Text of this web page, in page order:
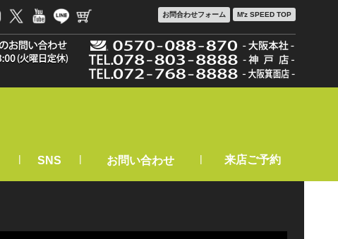
お問合わせフォーム M'z SPEED TOP
| SNS | お問い合わせ | 来店ご予約